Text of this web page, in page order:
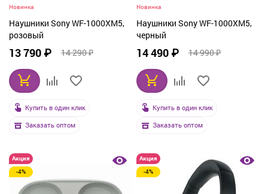
Новинка
Наушники Sony WF-1000XM5,
розовый
13 790 ₽ 14 290 ₽
Купить в один клик
Заказать оптом
Новинка
Наушники Sony WF-1000XM5,
черный
14 490 ₽ 14 990 ₽
Купить в один клик
Заказать оптом
Акция
-4%
Акция
-4%